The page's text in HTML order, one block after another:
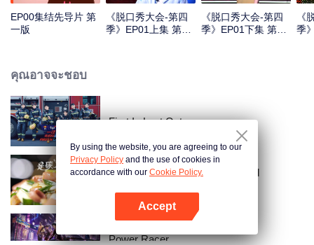
EP00集结先导片 第
一版
《脱口秀大会-第四
季》EP01上集 第一
《脱口秀大会-第四
季》EP01下集 第一
《
季
คุณอาจจะชอบ
First In Last Out
Irresistible Carbs: Tempting Food
Power Racer
By using the website, you are agreeing to our
Privacy Policy and the use of cookies in
accordance with our Cookie Policy.
Accept